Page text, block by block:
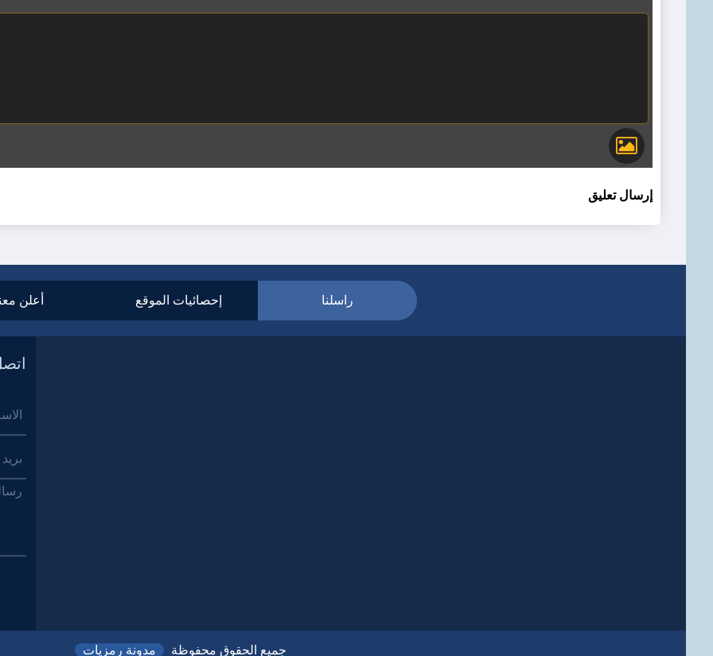
إرسال تعليق
راسلنا إحصائيات الموقع أعلن
جميع الحقوق محفوظة مدونة رمزيات